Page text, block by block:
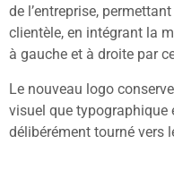
de l’entreprise,
clientèle, en intégrant la
à gauche et à droite par
Le nouveau logo
visuel que typographique
délibérément tourné vers